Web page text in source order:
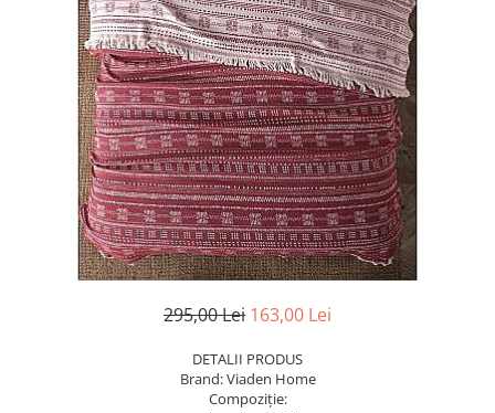
295,00 Lei 163,00 Lei
DETALII PRODUS
Brand: Viaden Home
Compoziție: